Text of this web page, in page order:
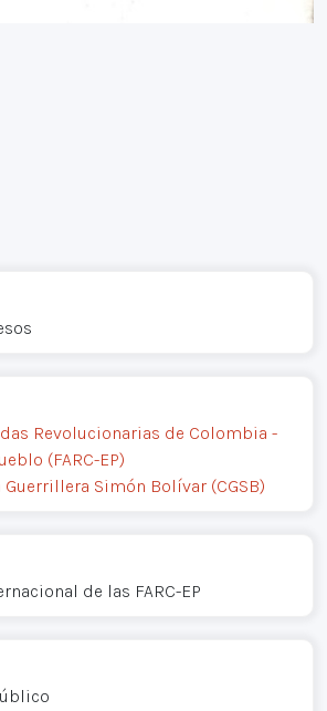
Revolucionarias de Colombia -
(FARC-EP)
Simón Bolívar (CGSB)
de las FARC-EP